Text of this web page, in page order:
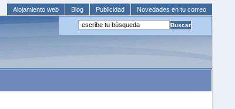
Alojamiento web Blog Publicidad Novedades en tu correo